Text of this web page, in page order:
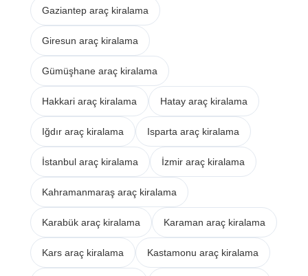
Gaziantep araç kiralama
Giresun araç kiralama
Gümüşhane araç kiralama
Hakkari araç kiralama Hatay araç kiralama
Iğdır araç kiralama Isparta araç kiralama
İstanbul araç kiralama İzmir araç kiralama
Kahramanmaraş araç kiralama
Karabük araç kiralama Karaman araç kiralama
Kars araç kiralama Kastamonu araç kiralama